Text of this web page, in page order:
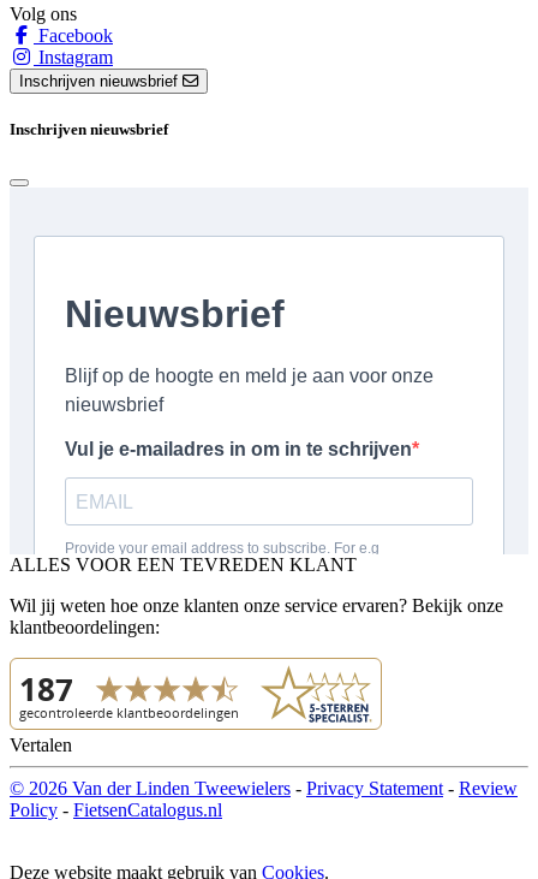
Volg ons
Facebook
Instagram
Inschrijven nieuwsbrief
Inschrijven nieuwsbrief
ALLES VOOR EEN TEVREDEN KLANT
Wil jij weten hoe onze klanten onze service ervaren? Bekijk onze
klantbeoordelingen:
Vertalen
© 2026 Van der Linden Tweewielers - Privacy Statement - Review
Policy - FietsenCatalogus.nl
Deze website maakt gebruik van Cookies.